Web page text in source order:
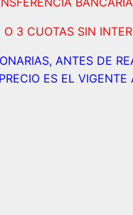
O 3 CUOTAS SIN
ANTES DE
ES EL VIGENTE